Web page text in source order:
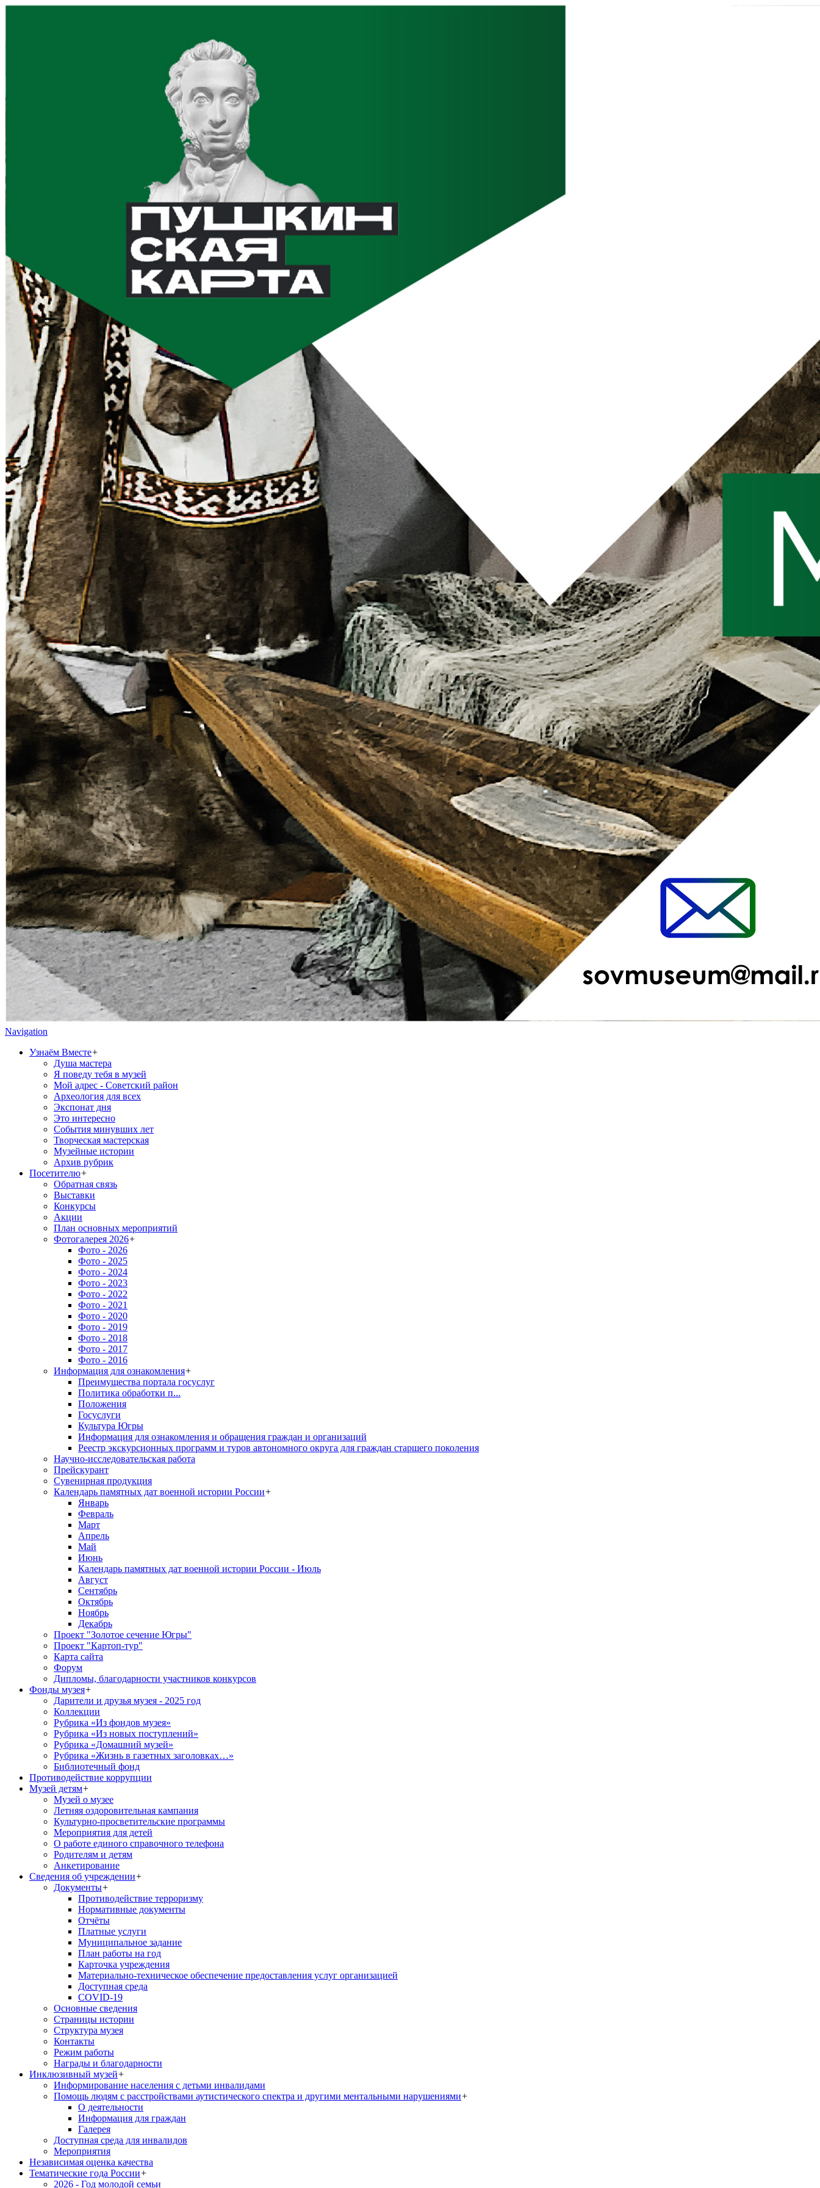
Navigation
Узнаём Вместе+
Душа мастера
Я поведу тебя в музей
Мой адрес - Советский район
Археология для всех
Экспонат дня
Это интересно
События минувших лет
Творческая мастерская
Музейные истории
Архив рубрик
Посетителю+
Обратная связь
Выставки
Конкурсы
Акции
План основных мероприятий
Фотогалерея 2026+
Фото - 2026
Фото - 2025
Фото - 2024
Фото - 2023
Фото - 2022
Фото - 2021
Фото - 2020
Фото - 2019
Фото - 2018
Фото - 2017
Фото - 2016
Информация для ознакомления+
Преимущества портала госуслуг
Политика обработки п...
Положения
Госуслуги
Культура Югры
Информация для ознакомления и обращения граждан и организаций
Реестр экскурсионных программ и туров автономного округа для граждан старшего поколения
Научно-исследовательская работа
Прейскурант
Сувенирная продукция
Календарь памятных дат военной истории России+
Январь
Февраль
Март
Апрель
Май
Июнь
Календарь памятных дат военной истории России - Июль
Август
Сентябрь
Октябрь
Ноябрь
Декабрь
Проект "Золотое сечение Югры"
Проект "Картоп-тур"
Карта сайта
Форум
Дипломы, благодарности участников конкурсов
Фонды музея+
Дарители и друзья музея - 2025 год
Коллекции
Рубрика «Из фондов музея»
Рубрика «Из новых поступлений»
Рубрика «Домашний музей»
Рубрика «Жизнь в газетных заголовках…»
Библиотечный фонд
Противодействие коррупции
Музей детям+
Музей о музее
Летняя оздоровительная кампания
Культурно-просветительские программы
Мероприятия для детей
О работе единого справочного телефона
Родителям и детям
Анкетирование
Сведения об учреждении+
Документы+
Противодействие терроризму
Нормативные документы
Отчёты
Платные услуги
Муниципальное задание
План работы на год
Карточка учреждения
Материально-техническое обеспечение предоставления услуг организацией
Доступная среда
COVID-19
Основные сведения
Страницы истории
Структура музея
Контакты
Режим работы
Награды и благодарности
Инклюзивный музей+
Информирование населения с детьми инвалидами
Помощь людям с расстройствами аутистического спектра и другими ментальными нарушениями+
О деятельности
Информация для граждан
Галерея
Доступная среда для инвалидов
Мероприятия
Независимая оценка качества
Тематические года России+
2026 - Год молодой семьи